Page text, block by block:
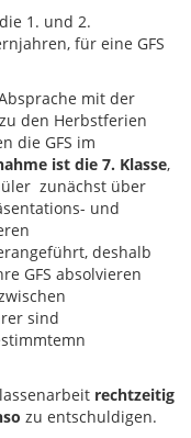
1. und 2.
für eine GFS
mit der
den Herbstferien
die GFS im
ist die 7. Klasse,
zunächst über
und
deshalb
GFS absolvieren
sind
rechtzeitig
zu entschuldigen.